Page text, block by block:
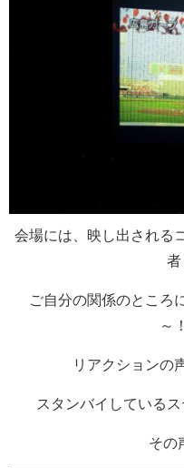
会場には、映し出される
者
ご自分の関係のところ
～
リアクションの
スタンバイしている
その